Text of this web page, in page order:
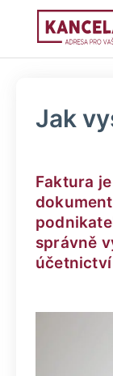
Jak
Faktura
správně